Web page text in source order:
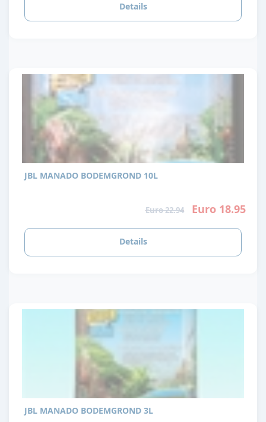
Details
JBL MANADO BODEMGROND 10L
Euro 22.94 Euro 18.95
Details
JBL MANADO BODEMGROND 3L